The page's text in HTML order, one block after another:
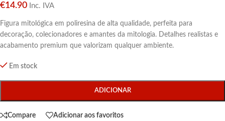
€14.90 Inc. IVA
Figura mitológica em poliresina de alta qualidade, perfeita para
decoração, colecionadores e amantes da mitologia. Detalhes realistas e
acabamento premium que valorizam qualquer ambiente.
Em stock
ADICIONAR
Compare Adicionar aos favoritos